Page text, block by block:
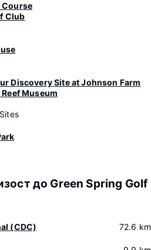
Course
Club
Discovery Site at Johnson Farm
Museum
до Green Spring Golf
(CDC) 72.6 km